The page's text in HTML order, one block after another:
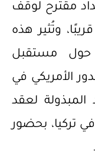
مقترح لوقف
وتُثير هذه
حول مستقبل
الأمريكي في
لعقد
تركيا، بحضور